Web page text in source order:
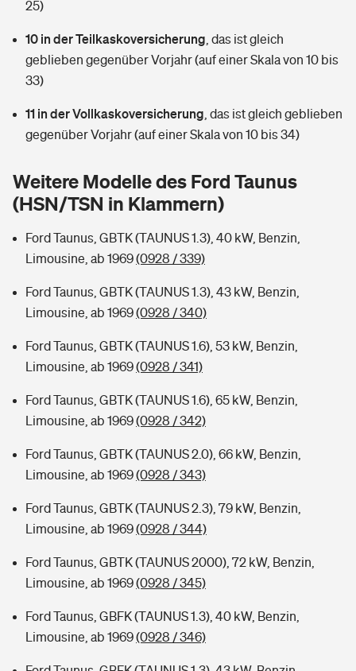
Sie haben Fragen?
Restkreditversicherung
Zur Übersicht
Tools
Hochwasser-Check: Wie gefährdet ist Ihr Haus?
Sie haben Fragen?
Hundehalter-Haftpflicht
Handyversicherung
Private Cyberversicherung
Zur Übersicht
Kinderunfall-Check: Mehr Sicherheit für deine Kids
Typklassen: So ist Ihr Auto eingestuft
Sie haben Fragen?
Zur Übersicht
Tools
Wer versichert was: Jetzt Versicherer finden
Rentenrechner: Wie viel Geld bekomme ich im Alter?
25)
10 in der Teilkaskoversicherung das ist gleich
geblieben gegenüber Vorjahr (auf einer Skala von 10 bis
33)
11 in der Vollkaskoversicherung das ist gleich geblieben
gegenüber Vorjahr (auf einer Skala von 10 bis 34)
Weitere Modelle des Ford Taunus
(HSN/TSN in Klammern)
Ford Taunus, GBTK (TAUNUS 1.3), 40 kW, Benzin,
Limousine, ab 1969(0928 / 339)
Ford Taunus, GBTK (TAUNUS 1.3), 43 kW, Benzin,
Limousine, ab 1969(0928 / 340)
Ford Taunus, GBTK (TAUNUS 1.6), 53 kW, Benzin,
Limousine, ab 1969(0928 / 341)
Ford Taunus, GBTK (TAUNUS 1.6), 65 kW, Benzin,
Limousine, ab 1969(0928 / 342)
Ford Taunus, GBTK (TAUNUS 2.0), 66 kW, Benzin,
Limousine, ab 1969(0928 / 343)
Ford Taunus, GBTK (TAUNUS 2.3), 79 kW, Benzin,
Limousine, ab 1969(0928 / 344)
Ford Taunus, GBTK (TAUNUS 2000), 72 kW, Benzin,
Limousine, ab 1969(0928 / 345)
Ford Taunus, GBFK (TAUNUS 1.3), 40 kW, Benzin,
Limousine, ab 1969(0928 / 346)